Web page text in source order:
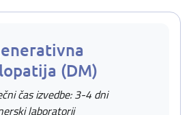
(DM)
čas izvedbe: 3-4 dni
laboratorij